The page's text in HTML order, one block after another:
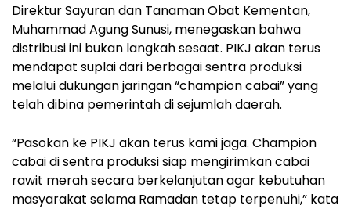
Direktur Sayuran dan Tanaman Obat Kementan,
Muhammad Agung Sunusi, menegaskan bahwa
distribusi ini bukan langkah sesaat. PIKJ akan terus
mendapat suplai dari berbagai sentra produksi
melalui dukungan jaringan “champion cabai” yang
telah dibina pemerintah di sejumlah daerah.
“Pasokan ke PIKJ akan terus kami jaga. Champion
cabai di sentra produksi siap mengirimkan cabai
rawit merah secara berkelanjutan agar kebutuhan
masyarakat selama Ramadan tetap terpenuhi,” kata